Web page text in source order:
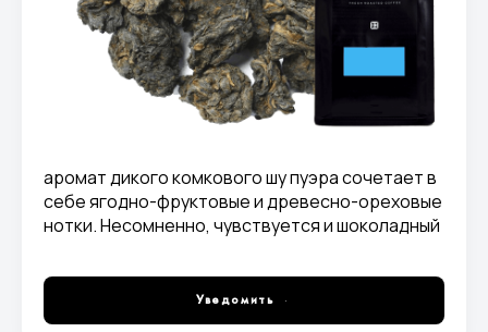
аромат дикого комкового шу пуэра сочетает в
себе ягодно-фруктовые и древесно-ореховые
нотки. Несомненно, чувствуется и шоколадный
обволакивающий, согревающий эффект без
излишней терпкости.Уведомить